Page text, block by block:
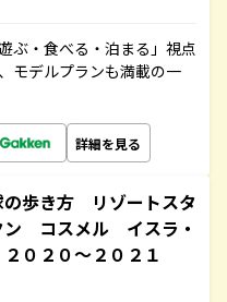
ぶ・食べる・泊まる」視点
モデルプランも満載の一
詳細を見る
歩き方 リゾートスタ
コスメル イスラ・
０２０～２０２１